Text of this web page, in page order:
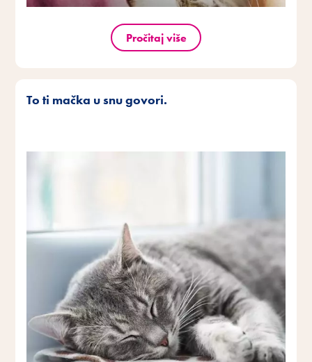
Pročitaj više
To ti mačka u snu govori.